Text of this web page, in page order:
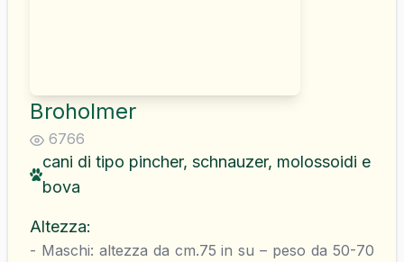
Broholmer
6766
cani di tipo pincher, schnauzer, molossoidi e
bova
Altezza:
- Maschi: altezza da cm.75 in su – peso da 50-70